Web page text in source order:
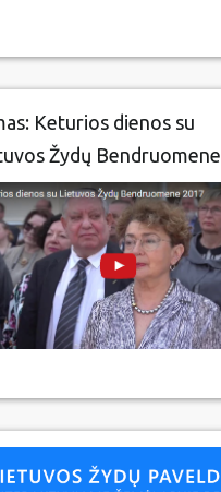
Keturios dienos su
Žydų Bendruomene